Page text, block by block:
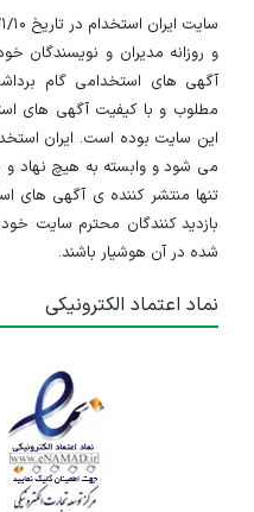
استخدام انباردار و
خراسان رضوی
۳ سال پیش
استخدام حسابدار
خراسان رضوی
خراسان رضوی
استخدام حسابدار
و روزانه مدیران و نویسندگان
آگهی های استخدامی گام
مطلوب و با کیفیت آگهی های
این سایت بوده است. ایران
می شود و وابسته به هیچ نهاد و
تنها منتشر کننده ی آگهی های
بازدید کنندگان محترم سایت
شده در آن هوشیار باشند.
نماد اعتماد الکترونیکی